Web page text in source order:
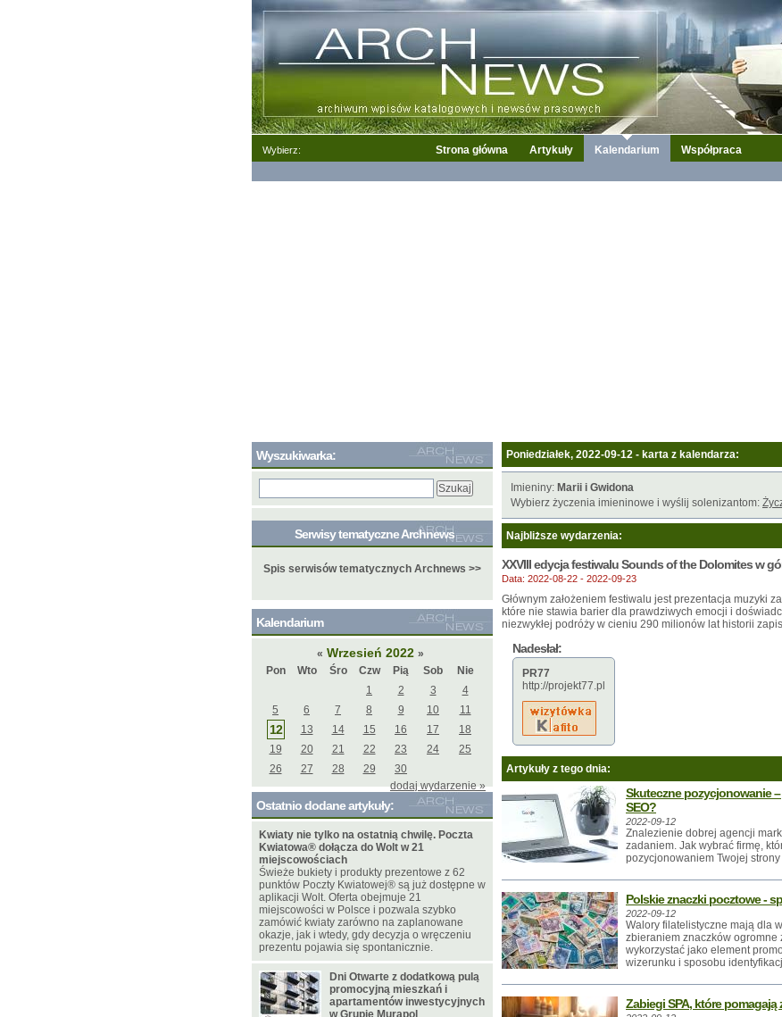
Wybierz: Strona główna Artykuły Kalendarium Współpraca
Poniedziałek, 2022-09-12 - karta z kalendarza:
Imieniny: Marii i Gwidona
Wybierz życzenia imieninowe i wyślij solenizantom:
Najbliższe wydarzenia:
XXVIII edycja festiwalu Sounds of the Dolomites w
Data: 2022-08-22 - 2022-09-23
Głównym założeniem festiwalu jest prezentacja muzyki
które nie stawia barier dla prawdziwych emocji i
niezwykłej podróży w cieniu 290 milionów lat historii
Nadesłał:
PR77
http://projekt77.pl
Artykuły z tego dnia:
Skuteczne pozycjonowanie
SEO?
2022-09-12
Znalezienie dobrej agencji
zadaniem. Jak wybrać firmę,
pozycjonowaniem Twojej
Polskie znaczki pocztowe -
2022-09-12
Walory filatelistyczne mają dla
zbieraniem znaczków
wykorzystać jako element
wizerunku i sposobu
Zabiegi SPA, które
Wyszukiwarka:
Serwisy tematyczne Archnews
Spis serwisów tematycznych Archnews >>
Kalendarium
« Wrzesień 2022 »
Pon
Wto Śro Czw Pią Sob
Nie
1
2 3
4
5
6 7 8 9 10 11
12 13 14 15 16 17
18
19
20 21 22 23 24
25
26
27 28 29
30
dodaj wydarzenie »
Ostatnio dodane artykuły:
Kwiaty nie tylko na ostatnią chwilę. Poczta
Kwiatowa® dołącza do Wolt w 21
miejscowościach
Świeże bukiety i produkty prezentowe z 62
punktów Poczty Kwiatowej® są już dostępne w
aplikacji Wolt. Oferta obejmuje 21
miejscowości w Polsce i pozwala szybko
zamówić kwiaty zarówno na zaplanowane
okazje, jak i wtedy, gdy decyzja o wręczeniu
prezentu pojawia się spontanicznie.
Dni Otwarte z dodatkową pulą
promocyjną mieszkań i
apartamentów inwestycyjnych
w Grupie Murapol